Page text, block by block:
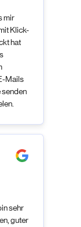
mir
Klick-
hat
Mails
sehr
guter